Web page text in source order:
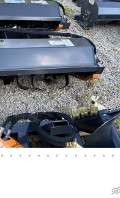
• • • • • • • • • • • • •